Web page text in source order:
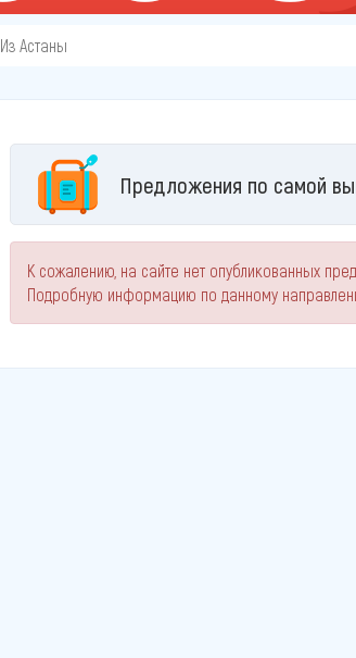
Из Астаны
Предложения по самой
К сожалению, на сайте нет опубликованных
Подробную информацию по данному